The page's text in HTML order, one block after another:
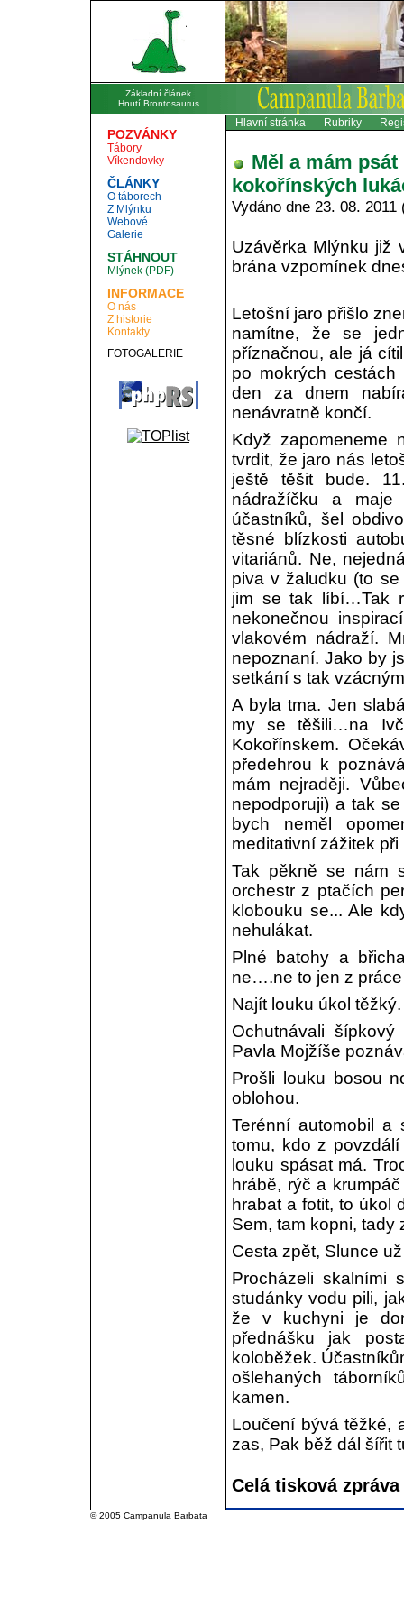
Základní článek
Hnutí Brontosaurus
POZVÁNKY
Tábory
Víkendovky
ČLÁNKY
O táborech
Z Mlýnku
Webové
Galerie
STÁHNOUT
Mlýnek (PDF)
INFORMACE
O nás
Z historie
Kontakty
FOTOGALERIE
Hlavní stránka Rubriky
Měl a mám
kokořínských
Vydáno dne 23. 08.
Uzávěrka Mlýnku již
brána vzpomínek
Letošní jaro přišlo
namítne, že se
příznačnou, ale já
po mokrých
den za dnem
nenávratně končí.
Když zapomeneme
tvrdit, že jaro nás
ještě těšit bude.
nádražíčku a
účastníků, šel
těsné blízkosti
vitariánů. Ne,
piva v žaludku (to
jim se tak líbí…Tak
nekonečnou
vlakovém nádraží.
nepoznaní. Jako by
setkání s tak
A byla tma. Jen
my se těšili…na
Kokořínskem.
předehrou k
mám nejraději.
nepodporuji) a tak
bych neměl
meditativní zážitek
Tak pěkně se nám
orchestr z ptačích
klobouku se... Ale
nehulákat.
Plné batohy a
ne….ne to jen z
Najít louku úkol
Ochutnávali
Pavla Mojžíše
Prošli louku bosou
oblohou.
Terénní automobil a
tomu, kdo z
louku spásat má.
hrábě, rýč a
hrabat a fotit, to úkol
Sem, tam kopni,
Cesta zpět, Slunce
Procházeli skalními
studánky vodu pili,
že v kuchyni je
přednášku jak
koloběžek.
ošlehaných
kamen.
Loučení bývá těžké,
zas, Pak běž dál šířit
Celá tisková zpráva
© 2005 Campanula Barbata